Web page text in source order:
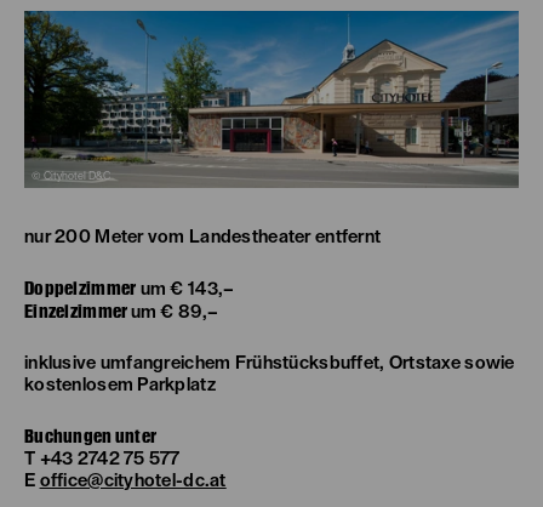
© Cityhotel D&C
nur 200 Meter vom Landestheater entfernt
Doppelzimmer um € 143,–
Einzelzimmer um € 89,–
inklusive umfangreichem Frühstücksbuffet, Ortstaxe sowie
kostenlosem Parkplatz
Buchungen unter
T +43 2742 75 577
E office@cityhotel-dc.at